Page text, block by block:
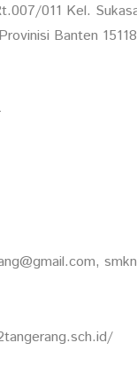
011 Kel.
Banten 15118